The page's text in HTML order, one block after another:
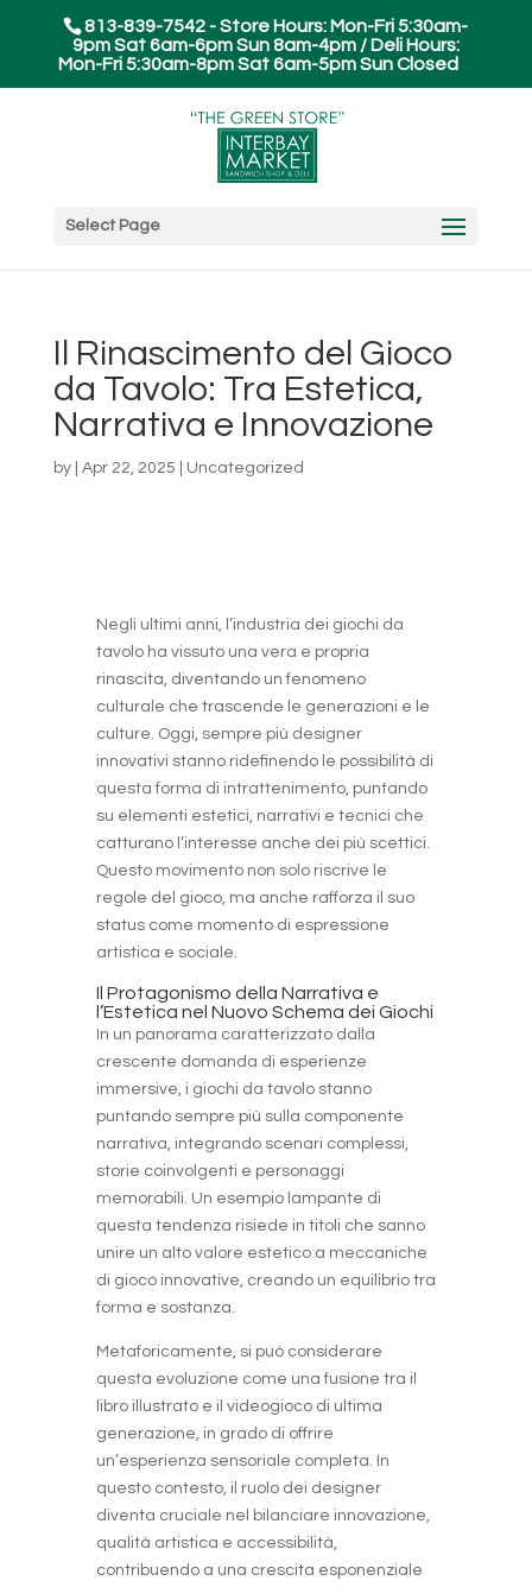
813-839-7542 - Store Hours: Mon-Fri 5:30am-
9pm Sat 6am-6pm Sun 8am-4pm / Deli Hours:
Mon-Fri 5:30am-8pm Sat 6am-5pm Sun Closed
Select Page
Il Rinascimento del Gioco
da Tavolo: Tra Estetica,
Narrativa e Innovazione
by Apr 22, 2025 Uncategorized
Negli ultimi anni, l’industria dei giochi da
tavolo ha vissuto una vera e propria
rinascita, diventando un fenomeno
culturale che trascende le generazioni e le
culture. Oggi, sempre più designer
innovativi stanno ridefinendo le possibilità di
questa forma di intrattenimento, puntando
su elementi estetici, narrativi e tecnici che
catturano l’interesse anche dei più scettici.
Questo movimento non solo riscrive le
regole del gioco, ma anche rafforza il suo
status come momento di espressione
artistica e sociale.
Il Protagonismo della Narrativa e
l’Estetica nel Nuovo Schema dei Giochi
In un panorama caratterizzato dalla
crescente domanda di esperienze
immersive, i giochi da tavolo stanno
puntando sempre più sulla componente
narrativa, integrando scenari complessi,
storie coinvolgenti e personaggi
memorabili. Un esempio lampante di
questa tendenza risiede in titoli che sanno
unire un alto valore estetico a meccaniche
di gioco innovative, creando un equilibrio tra
forma e sostanza.
Metaforicamente, si può considerare
questa evoluzione come una fusione tra il
libro illustrato e il videogioco di ultima
generazione, in grado di offrire
un’esperienza sensoriale completa. In
questo contesto, il ruolo dei designer
diventa cruciale nel bilanciare innovazione,
qualità artistica e accessibilità,
contribuendo a una crescita esponenziale